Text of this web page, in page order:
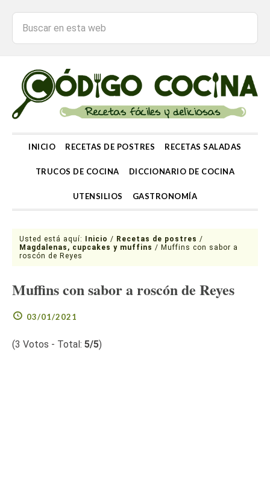
INICIO RECETAS DE POSTRES RECETAS SALADAS
TRUCOS DE COCINA DICCIONARIO DE COCINA
UTENSILIOS GASTRONOMÍA
Usted está aquí: Inicio / Recetas de postres /
Magdalenas, cupcakes y muffins / Muffins con sabor a
roscón de Reyes
Muffins con sabor a roscón de Reyes
03/01/2021
(3 Votos - Total: 5/5)